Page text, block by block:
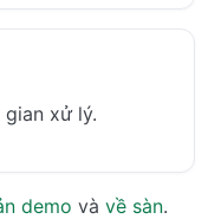
xử lý.
demo và về sàn.